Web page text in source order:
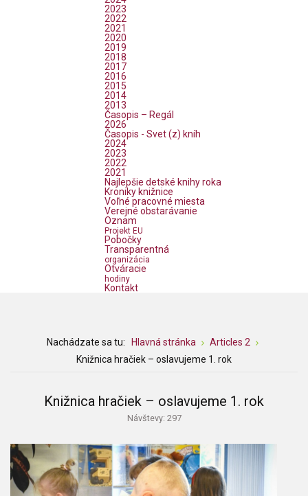
2023
2022
2021
2020
2019
2018
2017
2016
2015
2014
2013
Časopis – Regál
2026
Časopis - Svet (z) kníh
2024
2023
2022
2021
Najlepšie detské knihy roka
Kroniky knižnice
Voľné pracovné miesta
Verejné obstarávanie
Oznam
Projekt EU
Pobočky
Transparentná
organizácia
Otváracie
hodiny
Kontakt
Nachádzate sa tu: Hlavná stránka
Articles 2
Knižnica hračiek – oslavujeme 1. rok
Knižnica hračiek – oslavujeme 1. rok
Návštevy: 297